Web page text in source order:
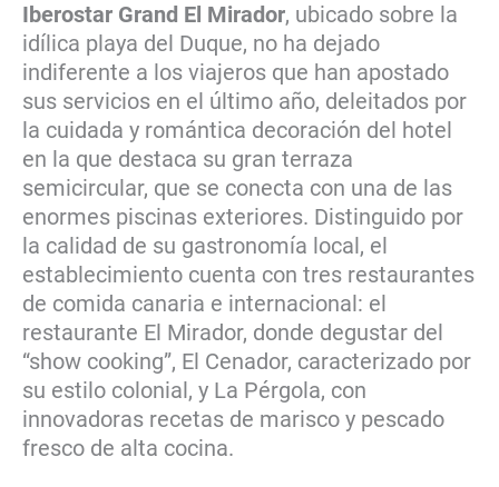
Iberostar Grand El Mirador, ubicado sobre la
idílica playa del Duque, no ha dejado
indiferente a los viajeros que han apostado
sus servicios en el último año, deleitados por
la cuidada y romántica decoración del hotel
en la que destaca su gran terraza
semicircular, que se conecta con una de las
enormes piscinas exteriores. Distinguido por
la calidad de su gastronomía local, el
establecimiento cuenta con tres restaurantes
de comida canaria e internacional: el
restaurante El Mirador, donde degustar del
“show cooking”, El Cenador, caracterizado por
su estilo colonial, y La Pérgola, con
innovadoras recetas de marisco y pescado
fresco de alta cocina.